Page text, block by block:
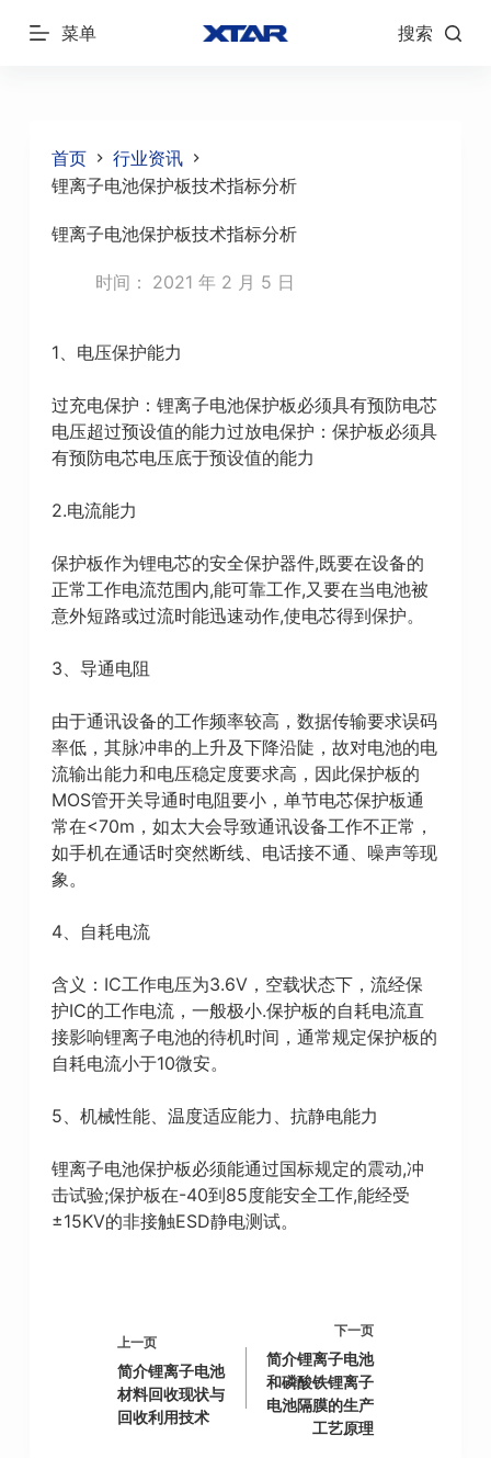
跳
菜单 搜索
首页
行业资讯
锂离子电池保护板技术指标分析
锂离子电池保护板技术指标分析
时间： 2021 年 2 月 5 日
1、电压保护能力
过充电保护：锂离子电池保护板必须具有预防电芯
电压超过预设值的能力过放电保护：保护板必须具
有预防电芯电压底于预设值的能力
2.电流能力
保护板作为锂电芯的安全保护器件,既要在设备的
正常工作电流范围内,能可靠工作,又要在当电池被
意外短路或过流时能迅速动作,使电芯得到保护。
3、导通电阻
由于通讯设备的工作频率较高，数据传输要求误码
率低，其脉冲串的上升及下降沿陡，故对电池的电
流输出能力和电压稳定度要求高，因此保护板的
MOS管开关导通时电阻要小，单节电芯保护板通
常在<70m，如太大会导致通讯设备工作不正常，
如手机在通话时突然断线、电话接不通、噪声等现
象。
4、自耗电流
含义：IC工作电压为3.6V，空载状态下，流经保
护IC的工作电流，一般极小.保护板的自耗电流直
接影响锂离子电池的待机时间，通常规定保护板的
自耗电流小于10微安。
5、机械性能、温度适应能力、抗静电能力
锂离子电池保护板必须能通过国标规定的震动,冲
击试验;保护板在-40到85度能安全工作,能经受
±15KV的非接触ESD静电测试。
上一页
简介锂离子电池
材料回收现状与
回收利用技术
下一页
简介锂离子电池
和磷酸铁锂离子
电池隔膜的生产
工艺原理